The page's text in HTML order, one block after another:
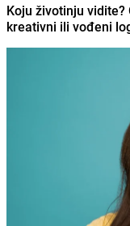
Koju životinju
kreativni ili vođeni